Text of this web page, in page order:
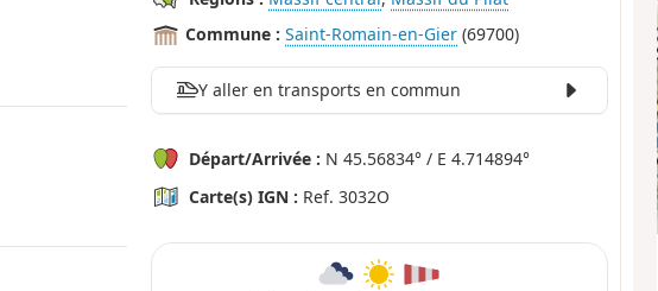
Commune : Saint-Romain-en-Gier (69700)
Y aller en transports en commun
Départ/Arrivée : N 45.56834° / E 4.714894°
Carte(s) IGN : Ref. 3032O